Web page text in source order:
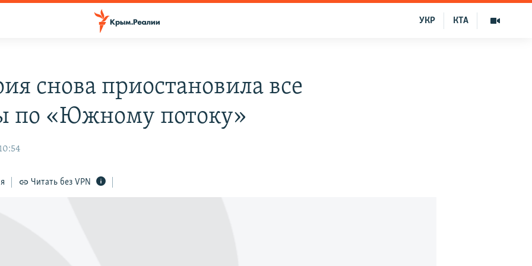
КТА
УКР
снова приостановила все
по «Южному потоку»
Читать без VPN